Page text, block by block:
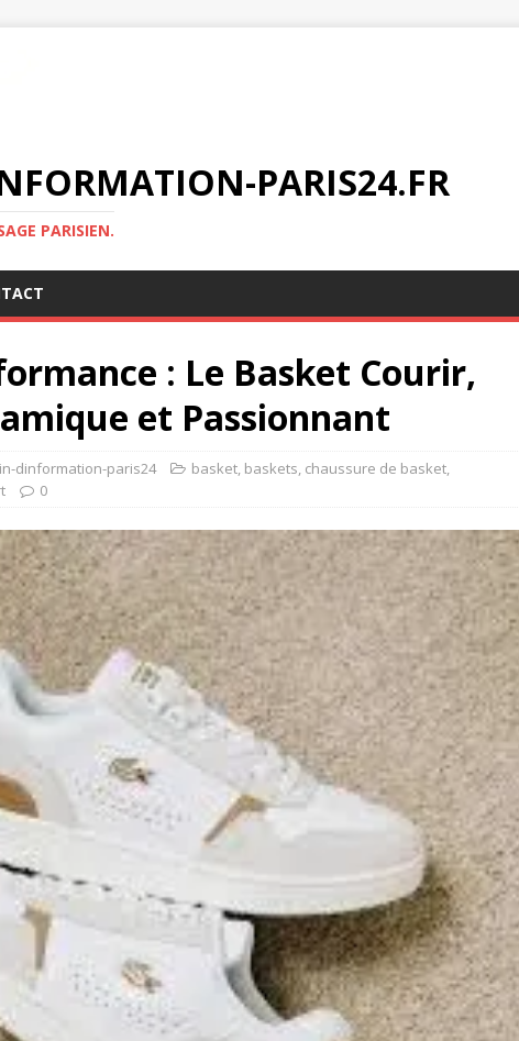
PARIS24.FR
PARISIEN.
: Le Basket Courir,
et Passionnant
dinformation-paris24 basket, baskets, chaussure de basket,
0